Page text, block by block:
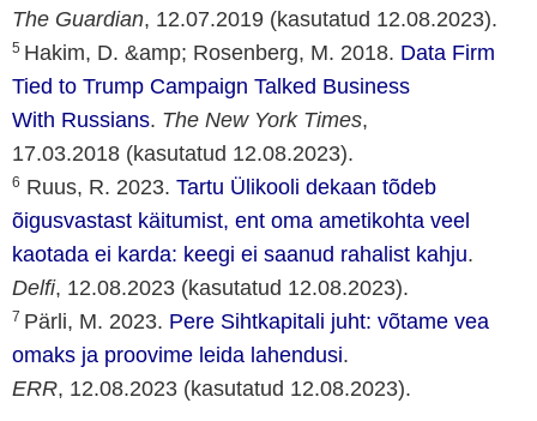
The Guardian, 12.07.2019 (kasutatud 12.08.2023).
5 Hakim, D. &amp; Rosenberg, M. 2018. Data Firm
Tied to Trump Campaign Talked Business
With Russians. The New York Times,
17.03.2018 (kasutatud 12.08.2023).
6 Ruus, R. 2023. Tartu Ülikooli dekaan tõdeb
õigusvastast käitumist, ent oma ametikohta veel
kaotada ei karda: keegi ei saanud rahalist kahju.
Delfi, 12.08.2023 (kasutatud 12.08.2023).
7 Pärli, M. 2023. Pere Sihtkapitali juht: võtame vea
omaks ja proovime leida lahendusi.
ERR, 12.08.2023 (kasutatud 12.08.2023).